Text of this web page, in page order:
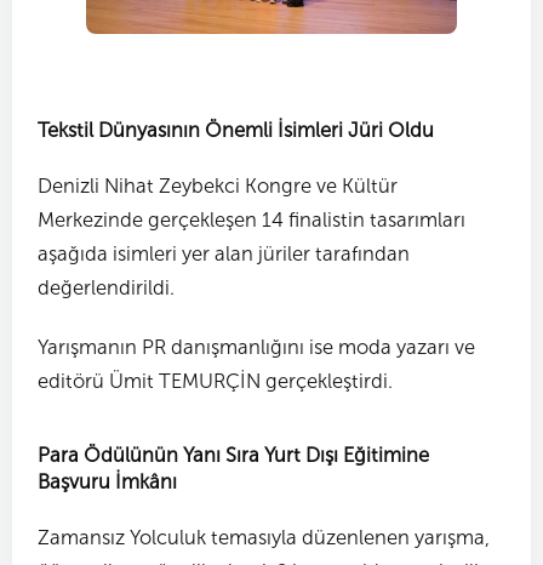
Tekstil Dünyasının Önemli İsimleri Jüri Oldu
Denizli Nihat Zeybekci Kongre ve Kültür
Merkezinde gerçekleşen 14 finalistin tasarımları
aşağıda isimleri yer alan jüriler tarafından
değerlendirildi.
Yarışmanın PR danışmanlığını ise moda yazarı ve
editörü Ümit TEMURÇİN gerçekleştirdi.
Para Ödülünün Yanı Sıra Yurt Dışı Eğitimine
Başvuru İmkânı
Zamansız Yolculuk temasıyla düzenlenen yarışma,